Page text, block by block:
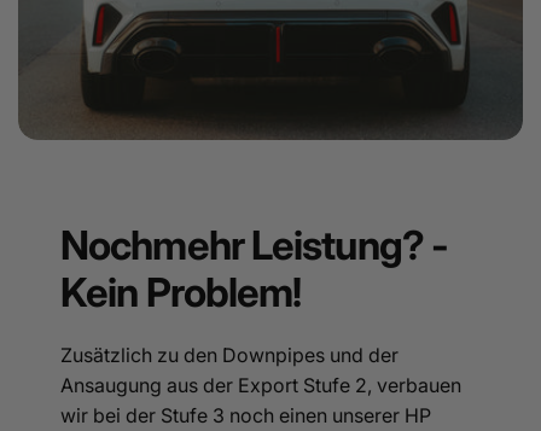
Nochmehr Leistung? -
Kein Problem!
Zusätzlich zu den Downpipes und der
Ansaugung aus der Export Stufe 2, verbauen
wir bei der Stufe 3 noch einen unserer HP